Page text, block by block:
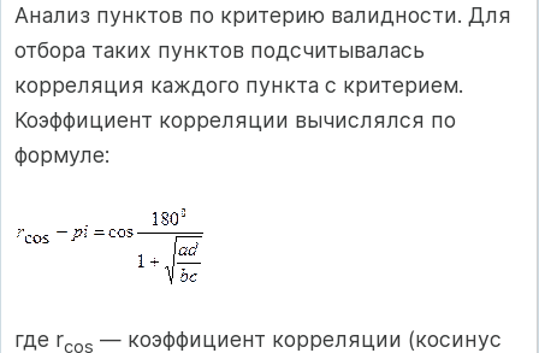
Анализ пунктов по критерию валидности. Для
отбора таких пун­ктов подсчитывалась
корреляция каждого пункта с критерием.
Коэф­фициент корреляции вычислялся по
формуле:
где rcos — коэффициент корреляции (косинус